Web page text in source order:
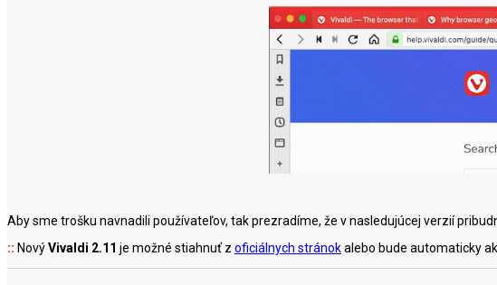
Aby sme trošku navnadili používateľov, tak prezradíme, že v nasledujúcej verzií
:: NovýVivaldi 2.11 je možné stiahnuť z oficiálnych stránokalebo bude automaticky